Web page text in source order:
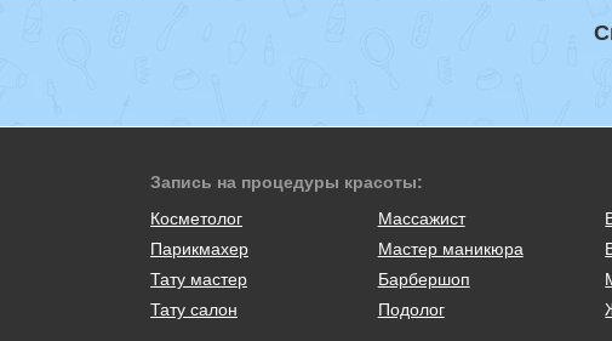
Запись на процедуры красоты:
Косметолог
Массажист
Парикмахер
Мастер маникюра
Тату мастер
Барбершоп
Тату салон
Подолог